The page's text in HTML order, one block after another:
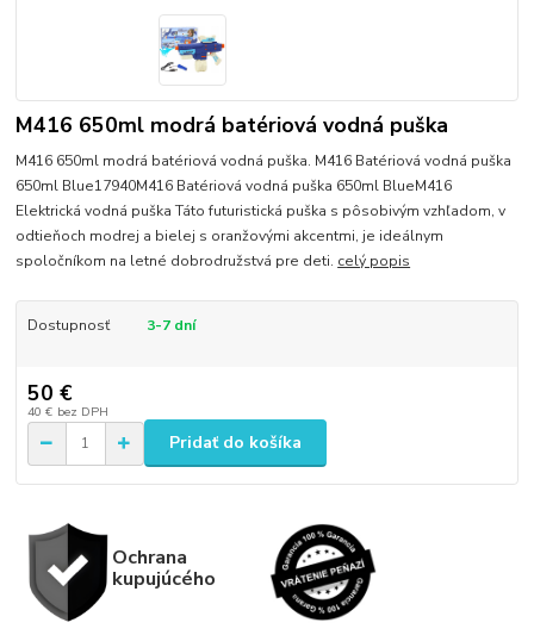
M416 650ml modrá batériová vodná puška
M416 650ml modrá batériová vodná puška. M416 Batériová vodná puška
650ml Blue17940M416 Batériová vodná puška 650ml BlueM416
Elektrická vodná puška Táto futuristická puška s pôsobivým vzhľadom, v
odtieňoch modrej a bielej s oranžovými akcentmi, je ideálnym
spoločníkom na letné dobrodružstvá pre deti. celý popis
Dostupnosť 3-7 dní
50 €
40 € bez DPH
Pridať do košíka
Ochrana
kupujúcého